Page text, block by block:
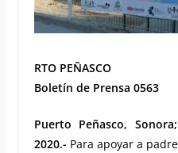
RTO PEÑASCO
Boletín de Prensa 0563
Puerto Peñasco,
2020.- Para apoyar a